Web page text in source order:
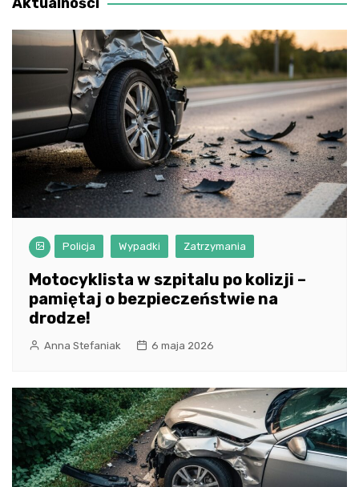
Policja Wypadki Zatrzymania
Motocyklista w szpitalu po kolizji –
pamiętaj o bezpieczeństwie na
drodze!
Anna Stefaniak 6 maja 2026